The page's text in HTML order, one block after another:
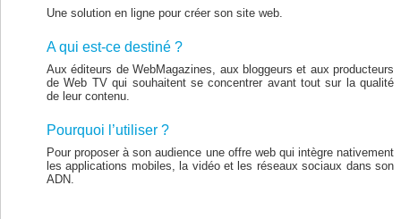
Une solution en ligne pour créer son site web.
A qui est-ce destiné ?
Aux éditeurs de WebMagazines, aux bloggeurs et aux producteurs
de Web TV qui souhaitent se concentrer avant tout sur la qualité
de leur contenu.
Pourquoi l’utiliser ?
Pour proposer à son audience une offre web qui intègre nativement
les applications mobiles, la vidéo et les réseaux sociaux dans son
ADN.